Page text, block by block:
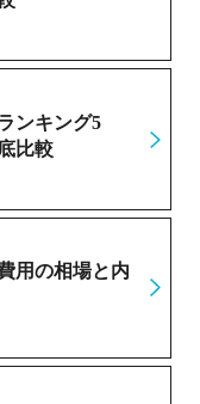
ンキング5
比較
用の相場と内